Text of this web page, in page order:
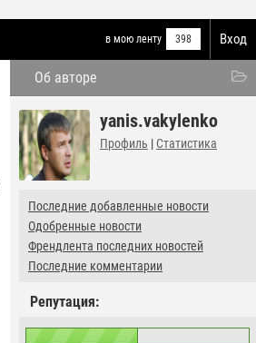
Вход
в мою ленту 398
Об авторе
yanis.vakylenko
Профиль | Статистика
Последние добавленные новости
Одобренные новости
Френдлента последних новостей
Последние комментарии
Репутация: